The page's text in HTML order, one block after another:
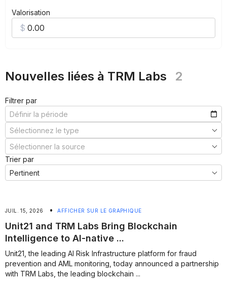
Valorisation
Nouvelles liées à TRM Labs 2
Filtrer par
Trier par
JUIL. 15, 2026 • AFFICHER SUR LE GRAPHIQUE
Unit21 and TRM Labs Bring Blockchain
Intelligence to AI-native ...
Unit21, the leading AI Risk Infrastructure platform for fraud
prevention and AML monitoring, today announced a partnership
with TRM Labs, the leading blockchain ...